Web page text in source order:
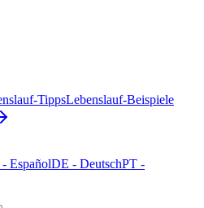
TippsLebenslauf-Beispiele
- EspañolDE - DeutschPT -